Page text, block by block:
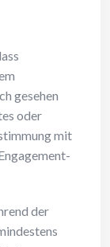
gesehen
oder
mit
der